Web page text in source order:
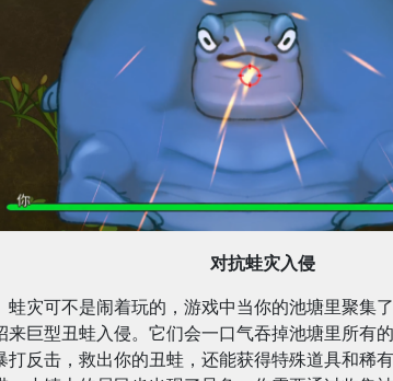
对抗蛙灾入侵
蛙灾可不是闹着玩的，游戏中当你的池塘里聚集
来巨型丑蛙入侵。它们会一口气吞掉池塘里所有
打反击，救出你的丑蛙，还能获得特殊道具和稀